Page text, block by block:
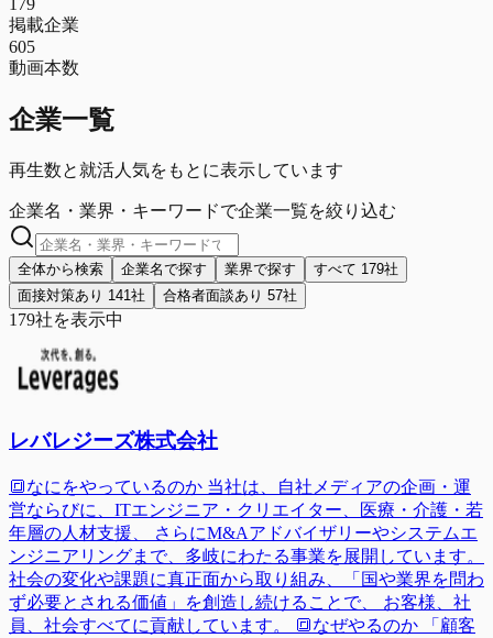
掲載企業
605
動画本数
企業一覧
再生数と就活人気をもとに表示しています
企業名・業界・キーワードで企業一覧を絞り込む
全体から検索 企業名で探す 業界で探す すべて 179社
面接対策あり 141社 合格者面談あり 57社
179社を表示中
レバレジーズ株式会社
🔳なにをやっているのか 当社は、自社メディアの企画・運
営ならびに、ITエンジニア・クリエイター、医療・介護・若
年層の人材支援、 さらにM&Aアドバイザリーやシステムエ
ンジニアリングまで、多岐にわたる事業を展開しています。
社会の変化や課題に真正面から取り組み、「国や業界を問わ
ず必要とされる価値」を創造し続けることで、 お客様、社
員、社会すべてに貢献しています。 🔳なぜやるのか 「顧客